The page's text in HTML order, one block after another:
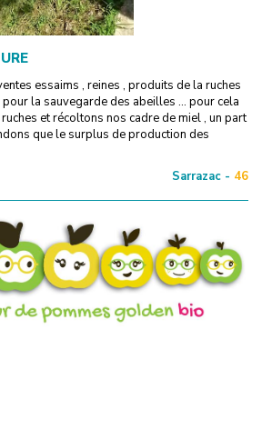
essaims , reines , produits de la ruches
la sauvegarde des abeilles ... pour cela
et récoltons nos cadre de miel , un part
que le surplus de production des
Sarrazac - 46